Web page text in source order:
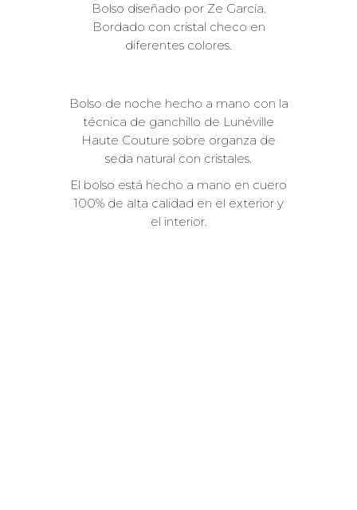
Bolso diseñado por Ze García.
Bordado con cristal checo en
diferentes colores.
Bolso de noche hecho a mano con la
técnica de ganchillo de Lunéville
Haute Couture sobre organza de
seda natural con cristales.
El bolso está hecho a mano en cuero
100% de alta calidad en el exterior y
el interior.